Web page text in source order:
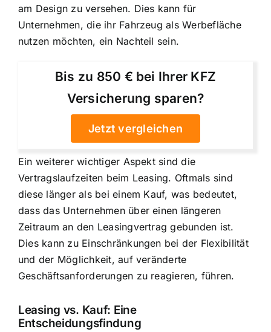
am Design zu versehen. Dies kann für
Unternehmen, die ihr Fahrzeug als Werbefläche
nutzen möchten, ein Nachteil sein.
Bis zu 850 € bei Ihrer KFZ
Versicherung sparen?
Jetzt vergleichen
Ein weiterer wichtiger Aspekt sind die
Vertragslaufzeiten beim Leasing. Oftmals sind
diese länger als bei einem Kauf, was bedeutet,
dass das Unternehmen über einen längeren
Zeitraum an den Leasingvertrag gebunden ist.
Dies kann zu Einschränkungen bei der Flexibilität
und der Möglichkeit, auf veränderte
Geschäftsanforderungen zu reagieren, führen.
Leasing vs. Kauf: Eine
Entscheidungsfindung